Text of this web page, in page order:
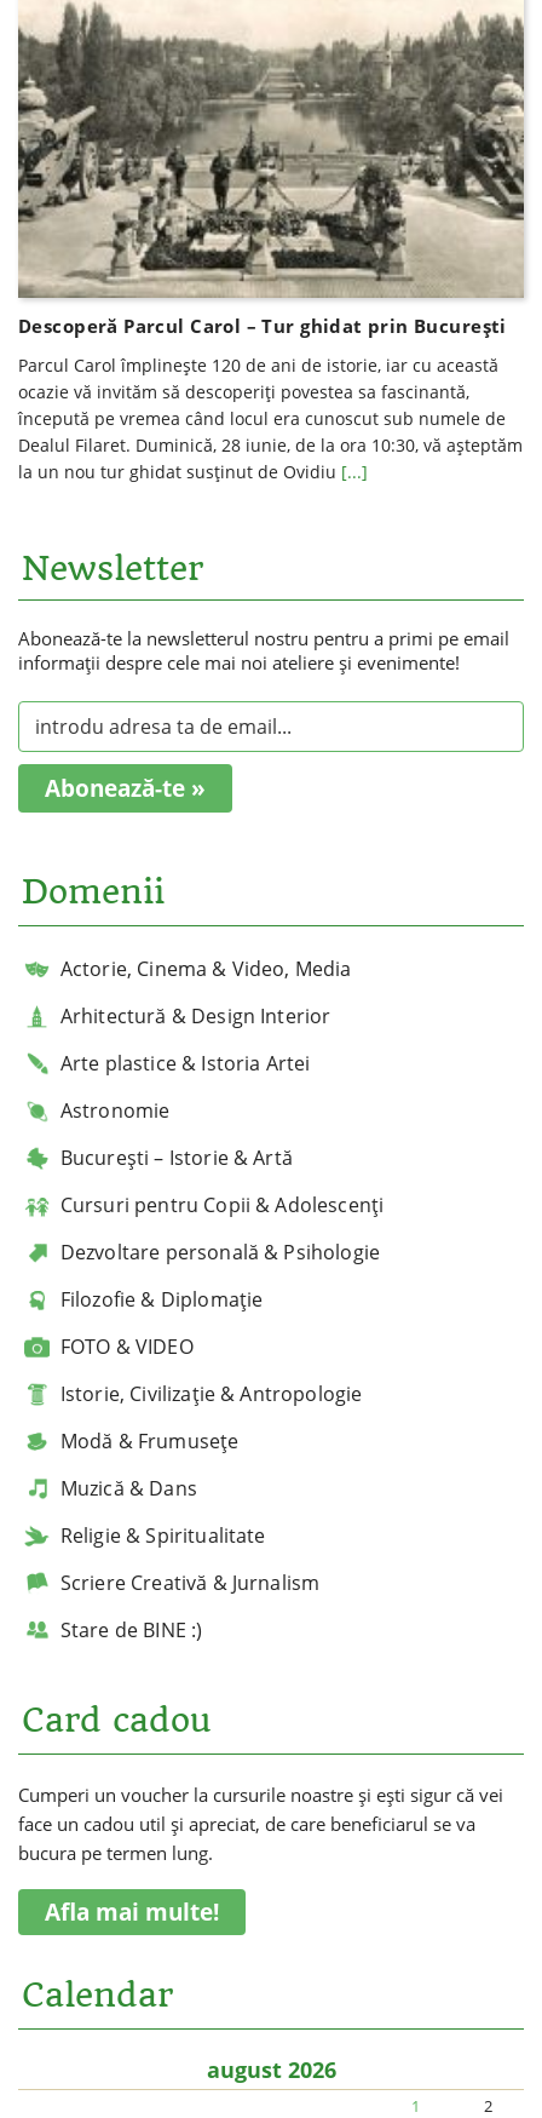
Descoperă Parcul Carol – Tur ghidat prin București
Parcul Carol împlinește 120 de ani de istorie, iar cu această
ocazie vă invităm să descoperiți povestea sa fascinantă,
începută pe vremea când locul era cunoscut sub numele de
Dealul Filaret. Duminică, 28 iunie, de la ora 10:30, vă așteptăm
la un nou tur ghidat susținut de Ovidiu [...]
Newsletter
Abonează-te la newsletterul nostru pentru a primi pe email
informaţii despre cele mai noi ateliere şi evenimente!
Abonează-te »
Domenii
Actorie, Cinema & Video, Media
Arhitectură & Design Interior
Arte plastice & Istoria Artei
Astronomie
București – Istorie & Artă
Cursuri pentru Copii & Adolescenți
Dezvoltare personală & Psihologie
Filozofie & Diplomație
FOTO & VIDEO
Istorie, Civilizație & Antropologie
Modă & Frumusețe
Muzică & Dans
Religie & Spiritualitate
Scriere Creativă & Jurnalism
Stare de BINE :)
Card cadou
Cumperi un voucher la cursurile noastre și ești sigur că vei
face un cadou util și apreciat, de care beneficiarul se va
bucura pe termen lung.
Afla mai multe!
Calendar
august 2026
1
2